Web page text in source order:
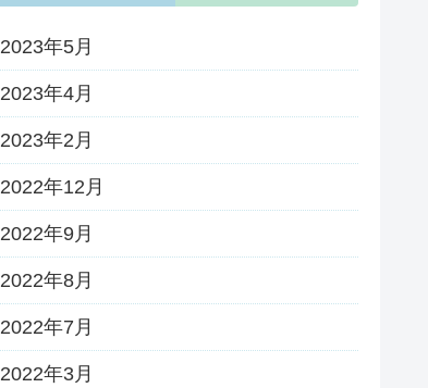
2023年5月
2023年4月
2023年2月
2022年12月
2022年9月
2022年8月
2022年7月
2022年3月